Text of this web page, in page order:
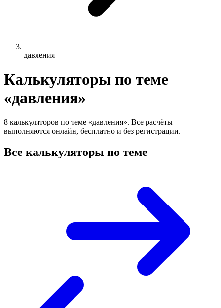
давления
Калькуляторы по теме
«давления»
8 калькуляторов по теме «давления». Все расчёты
выполняются онлайн, бесплатно и без регистрации.
Все калькуляторы по теме